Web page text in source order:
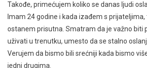
Takođe, primećujem koliko se danas ljudi
Imam 24 godine i kada izađem s
ostanem prisutna. Smatram da je važno biti
uživati u trenutku, umesto da se stalno
Verujem da bismo bili srećniji kada bismo
jedni drugima.